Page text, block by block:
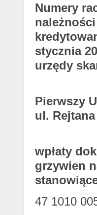
Numery
stycznia
urzędy
Pierwszy
ul.
wpłaty
grzywien
47 1010